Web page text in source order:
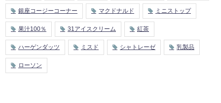
銀座コージーコーナー マクドナルド ミニストップ
果汁100％ 31アイスクリーム 紅茶
ハーゲンダッツ ミスド シャトレーゼ 乳製品
ローソン